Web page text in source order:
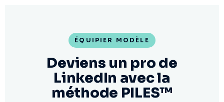
ÉQUIPIER MODÈLE
Deviens un pro de
LinkedIn avec la
méthode PILES™